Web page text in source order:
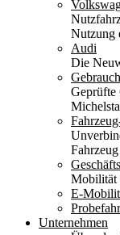
Nutzung
Audi
Die
Geprüfte
Mobilität
E-
Unternehmen